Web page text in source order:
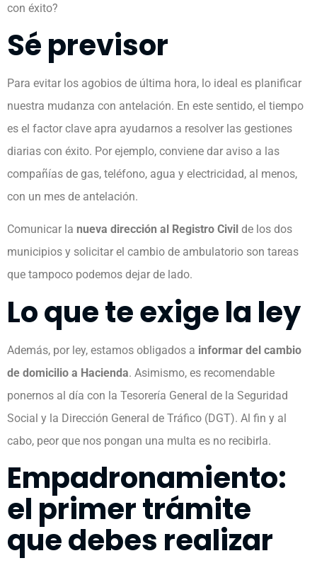
con éxito?
Sé previsor
Para evitar los agobios de última hora, lo ideal es planificar
nuestra mudanza con antelación. En este sentido, el tiempo
es el factor clave apra ayudarnos a resolver las gestiones
diarias con éxito. Por ejemplo, conviene dar aviso a las
compañías de gas, teléfono, agua y electricidad, al menos,
con un mes de antelación.
Comunicar la nueva dirección al Registro Civil de los dos
municipios y solicitar el cambio de ambulatorio son tareas
que tampoco podemos dejar de lado.
Lo que te exige la ley
Además, por ley, estamos obligados a informar del cambio
de domicilio a Hacienda. Asimismo, es recomendable
ponernos al día con la Tesorería General de la Seguridad
Social y la Dirección General de Tráfico (DGT). Al fin y al
cabo, peor que nos pongan una multa es no recibirla.
Empadronamiento:
el primer trámite
que debes realizar